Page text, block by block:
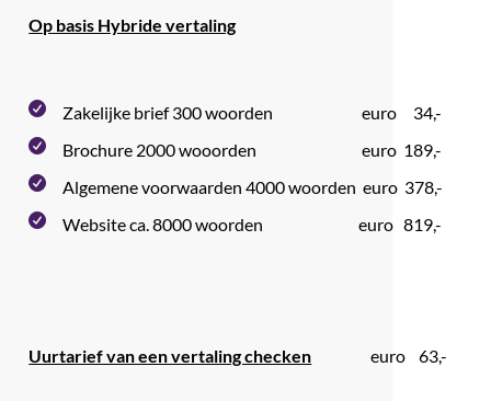
Op basis Hybride vertaling
Zakelijke brief 300 woorden euro 34,-
Brochure 2000 wooorden euro 189,-
Algemene voorwaarden 4000 woorden euro 378,-
Website ca. 8000 woorden euro 819,-
Uurtarief van een vertaling checken euro 63,-